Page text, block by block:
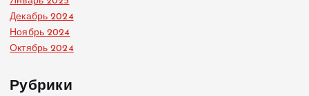
Декабрь 2024
Ноябрь 2024
Октябрь 2024
Рубрики